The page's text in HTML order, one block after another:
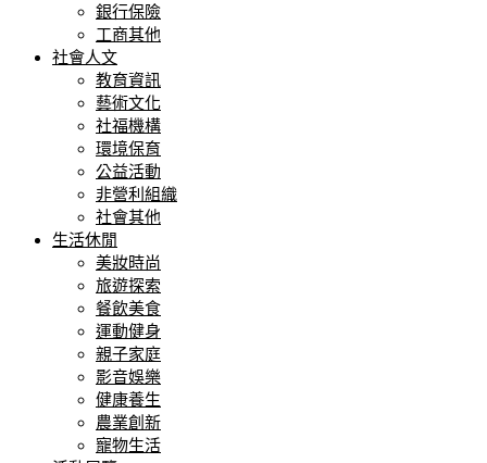
銀行保險
工商其他
社會人文
教育資訊
藝術文化
社福機構
環境保育
公益活動
非營利組織
社會其他
生活休閒
美妝時尚
旅遊探索
餐飲美食
運動健身
親子家庭
影音娛樂
健康養生
農業創新
寵物生活